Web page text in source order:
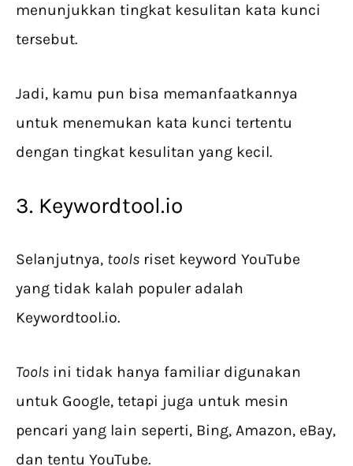
menunjukkan tingkat kesulitan kata kunci
tersebut.
Jadi, kamu pun bisa memanfaatkannya
untuk menemukan kata kunci tertentu
dengan tingkat kesulitan yang kecil.
3. Keywordtool.io
Selanjutnya, tools riset keyword YouTube
yang tidak kalah populer adalah
Keywordtool.io.
Tools ini tidak hanya familiar digunakan
untuk Google, tetapi juga untuk mesin
pencari yang lain seperti, Bing, Amazon, eBay,
dan tentu YouTube.